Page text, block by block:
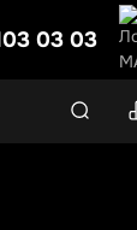
03 03